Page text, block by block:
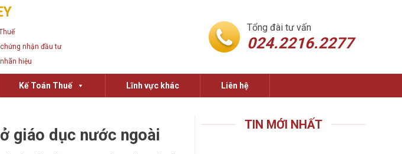
nhận đầu tư
hiệu
Tổng đài tư vấn
024.2216.2277
Kế Toán Thuế Lĩnh vực khác Liên hệ
giáo dục nước ngoài
TIN MỚI NHẤT